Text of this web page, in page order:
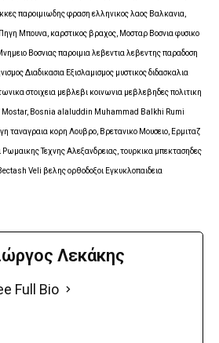
παροιμιωδης φραση ελληνικος λαος Βαλκανια,
Μπουνα, καρστικος βραχος, Μοσταρ Βοσνια φυσικο
Βοσνιας παροιμια λεβεντια λεβεντης παραδοση
Διαδικασια Εξισλαμισμος μυστικος διδασκαλια
στοιχεια μεβλεβι κοινωνια μεβλεβηδες πολιτικη
Mostar, Bosnia alaluddin Muhammad Balkhi Rumi
ταναγραια κορη Λουβρο, Βρετανικο Μουσειο, Ερμιταζ
Τεχνης Αλεξανδρειας, τουρκικα μπεκτασηδες
Veli βελης ορθοδοξοι Εγκυκλοπαιδεια
Λεκάκης
Full Bio